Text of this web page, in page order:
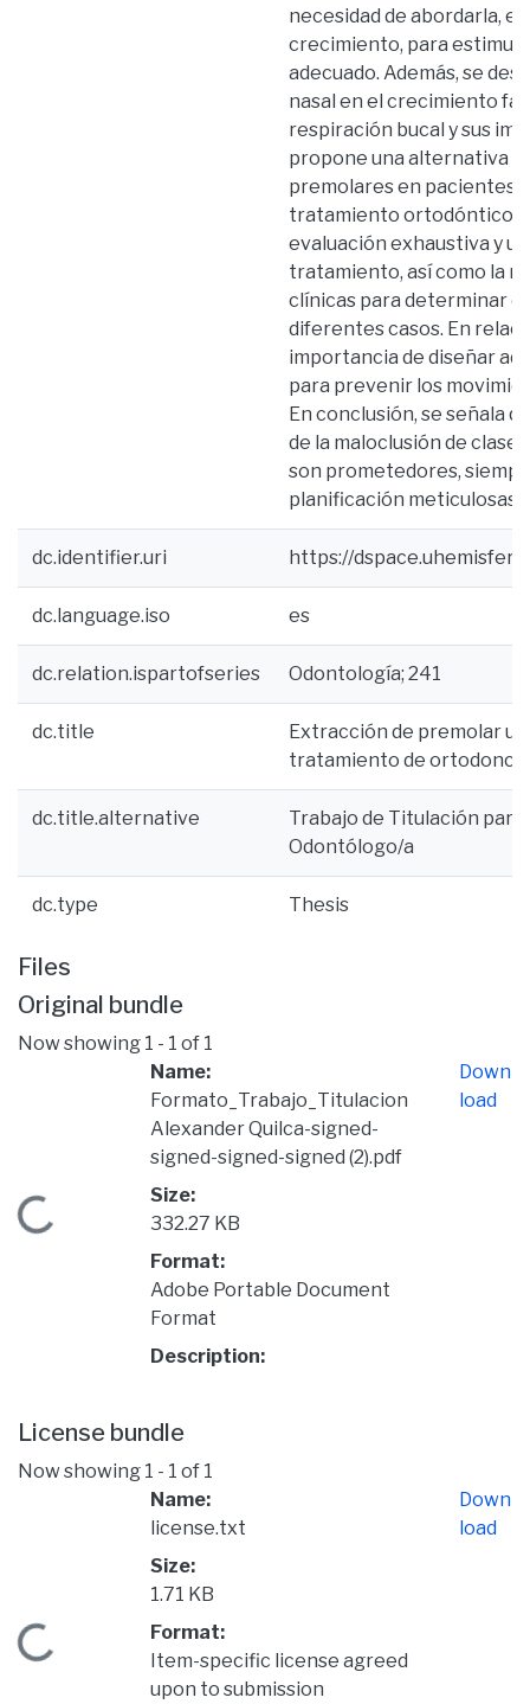
necesidad de abordarla,
crecimiento, para
adecuado. Además, se
nasal en el crecimiento
respiración bucal y sus
propone una alternativa
premolares en pacientes
tratamiento ortodóntico.
evaluación exhaustiva y
tratamiento, así como la
clínicas para determinar
diferentes casos. En
importancia de diseñar
para prevenir los
En conclusión, se señala
de la maloclusión de
son prometedores,
planificación meticulosas
dc.identifier.uri https://
dc.language.iso es
dc.relation.ispartofseries Odontología; 241
dc.title
Extracción de premolar
tratamiento de
dc.title.alternative
Trabajo de Titulación
Odontólogo/a
dc.type Thesis
Files
Original bundle
Now showing 1 - 1 of 1
Loading...
Name:
Formato_Trabajo_Titulacion
Alexander Quilca-signed-
signed-signed-signed (2).pdf
Size:
332.27 KB
Format:
Adobe Portable Document
Format
Description:
Down
load
License bundle
Now showing 1 - 1 of 1
Loading...
Name:
license.txt
Size:
1.71 KB
Format:
Item-specific license agreed
upon to submission
Down
load